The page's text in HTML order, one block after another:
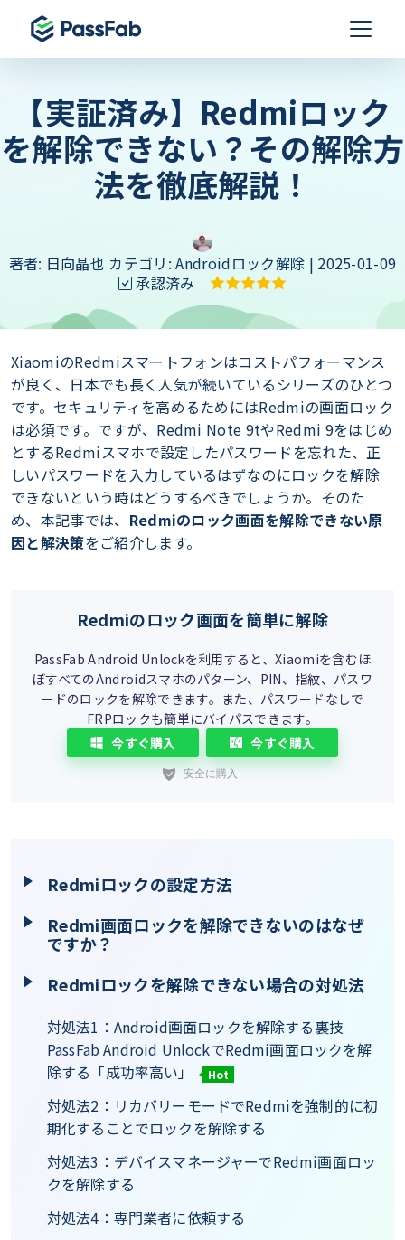
【実証済み】Redmiロック
を解除できない？その解除方
法を徹底解説！
著者: 日向晶也 カテゴリ:Androidロック解除 | 2025-01-09
承認済み
XiaomiのRedmiスマートフォンはコストパフォーマンス
が良く、日本でも長く人気が続いているシリーズのひとつ
です。セキュリティを高めるためにはRedmiの画面ロック
は必須です。ですが、Redmi Note 9tやRedmi 9をはじめ
とするRedmiスマホで設定したパスワードを忘れた、正
しいパスワードを入力しているはずなのにロックを解除
できないという時はどうするべきでしょうか。そのた
め、本記事では、 Redmiのロック画面を解除できない原
因と解決策をご紹介します。
Redmiのロック画面を簡単に解除
PassFab Android Unlockを利用すると、Xiaomiを含むほ
ぼすべてのAndroidスマホのパターン、PIN、指紋、パスワ
ードのロックを解除できます。また、パスワードなしで
FRPロックも簡単にバイパスできます。
今すぐ購入
今すぐ購入
Redmiロックの設定方法
Redmi画面ロックを解除できないのはなぜ
ですか？
Redmiロックを解除できない場合の対処法
対処法1：Android画面ロックを解除する裏技
PassFab Android UnlockでRedmi画面ロックを解
除する「成功率高い」
Hot
対処法2：リカバリーモードでRedmiを強制的に初
期化することでロックを解除する
対処法3：デバイスマネージャーでRedmi画面ロッ
クを解除する
対処法4：専門業者に依頼する